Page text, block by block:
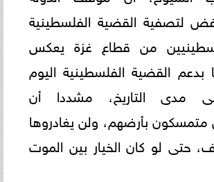
لتصفية القضية الفلسطينية
من قطاع غزة يعكس
بدعم القضية الفلسطينية اليوم
مدى التاريخ، مشددا أن
متمسكون بأرضهم، ولن يغادروها
حتى لو كان الخيار بين الموت